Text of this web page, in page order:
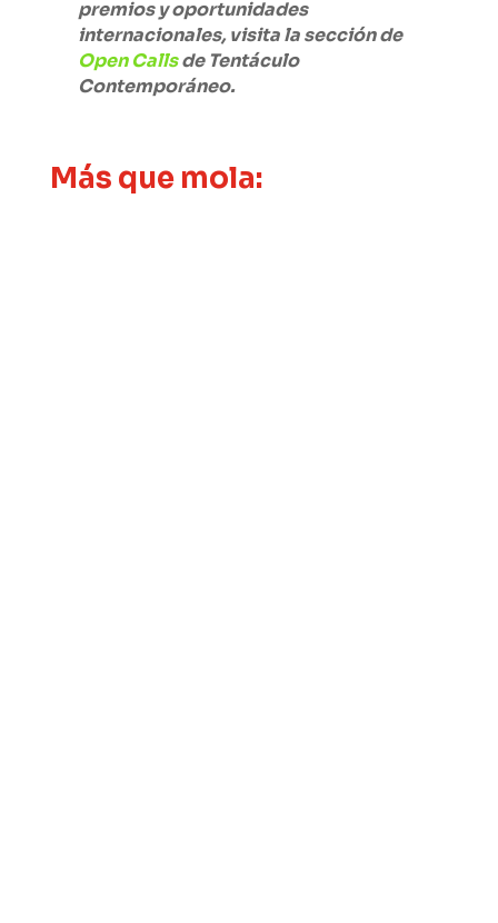
premios y oportunidades
internacionales, visita la sección de
Open Callsde Tentáculo
Contemporáneo.
Más que mola: